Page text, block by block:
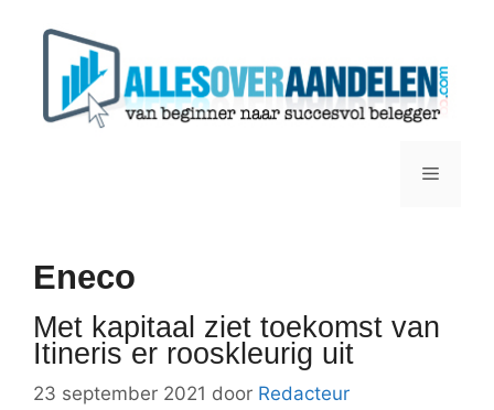
Menu
Eneco
Met kapitaal ziet toekomst van
Itineris er rooskleurig uit
23 september 2021 door Redacteur